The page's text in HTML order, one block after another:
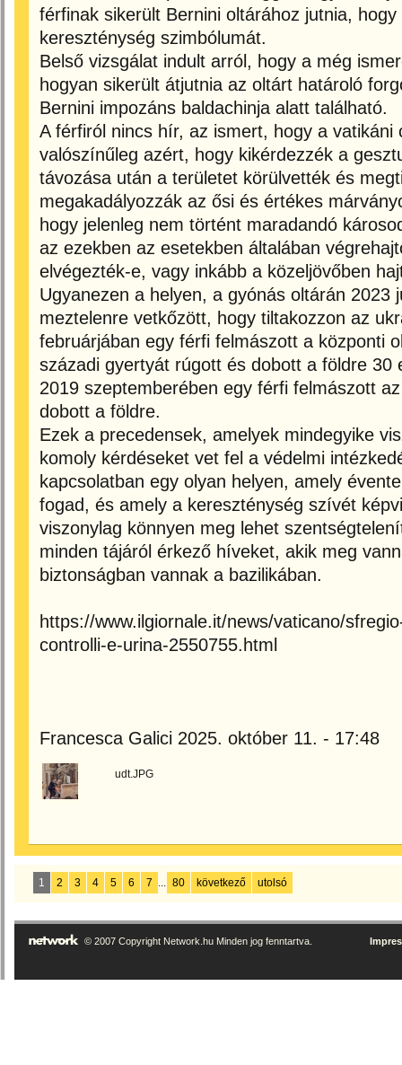
férfinak sikerült Bernini oltárához jutnia,
kereszténység szimbólumát.
Belső vizsgálat indult arról, hogy a még
hogyan sikerült átjutnia az oltárt határoló
Bernini impozáns baldachinja alatt található.
A férfiról nincs hír, az ismert, hogy a vatikáni
valószínűleg azért, hogy kikérdezzék a
távozása után a területet körülvették és
megakadályozzák az ősi és értékes
hogy jelenleg nem történt maradandó
az ezekben az esetekben általában
elvégezték-e, vagy inkább a közeljövőben
Ugyanezen a helyen, a gyónás oltárán 2023
meztelenre vetkőzött, hogy tiltakozzon az
februárjában egy férfi felmászott a központi
századi gyertyát rúgott és dobott a földre 30
2019 szeptemberében egy férfi felmászott
dobott a földre.
Ezek a precedensek, amelyek mindegyike
komoly kérdéseket vet fel a védelmi
kapcsolatban egy olyan helyen, amely
fogad, és amely a kereszténység szívét
viszonylag könnyen meg lehet
minden tájáról érkező híveket, akik meg
biztonságban vannak a bazilikában.
https://www.ilgiornale.it/news/vaticano/
controlli-e-urina-2550755.html
Francesca Galici 2025. október 11. - 17:48
udt.JPG
1 2 3 4 5 6 7 ... 80 következő utolsó
© 2007 Copyright Network.hu Minden jog fenntartva.